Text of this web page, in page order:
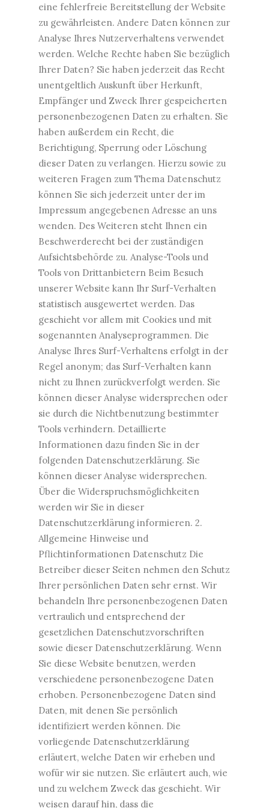
eine fehlerfreie Bereitstellung der Website
zu gewährleisten. Andere Daten können zur
Analyse Ihres Nutzerverhaltens verwendet
werden. Welche Rechte haben Sie bezüglich
Ihrer Daten? Sie haben jederzeit das Recht
unentgeltlich Auskunft über Herkunft,
Empfänger und Zweck Ihrer gespeicherten
personenbezogenen Daten zu erhalten. Sie
haben außerdem ein Recht, die
Berichtigung, Sperrung oder Löschung
dieser Daten zu verlangen. Hierzu sowie zu
weiteren Fragen zum Thema Datenschutz
können Sie sich jederzeit unter der im
Impressum angegebenen Adresse an uns
wenden. Des Weiteren steht Ihnen ein
Beschwerderecht bei der zuständigen
Aufsichtsbehörde zu. Analyse-Tools und
Tools von Drittanbietern Beim Besuch
unserer Website kann Ihr Surf-Verhalten
statistisch ausgewertet werden. Das
geschieht vor allem mit Cookies und mit
sogenannten Analyseprogrammen. Die
Analyse Ihres Surf-Verhaltens erfolgt in der
Regel anonym; das Surf-Verhalten kann
nicht zu Ihnen zurückverfolgt werden. Sie
können dieser Analyse widersprechen oder
sie durch die Nichtbenutzung bestimmter
Tools verhindern. Detaillierte
Informationen dazu finden Sie in der
folgenden Datenschutzerklärung. Sie
können dieser Analyse widersprechen.
Über die Widerspruchsmöglichkeiten
werden wir Sie in dieser
Datenschutzerklärung informieren. 2.
Allgemeine Hinweise und
Pflichtinformationen Datenschutz Die
Betreiber dieser Seiten nehmen den Schutz
Ihrer persönlichen Daten sehr ernst. Wir
behandeln Ihre personenbezogenen Daten
vertraulich und entsprechend der
gesetzlichen Datenschutzvorschriften
sowie dieser Datenschutzerklärung. Wenn
Sie diese Website benutzen, werden
verschiedene personenbezogene Daten
erhoben. Personenbezogene Daten sind
Daten, mit denen Sie persönlich
identifiziert werden können. Die
vorliegende Datenschutzerklärung
erläutert, welche Daten wir erheben und
wofür wir sie nutzen. Sie erläutert auch, wie
und zu welchem Zweck das geschieht. Wir
weisen darauf hin, dass die